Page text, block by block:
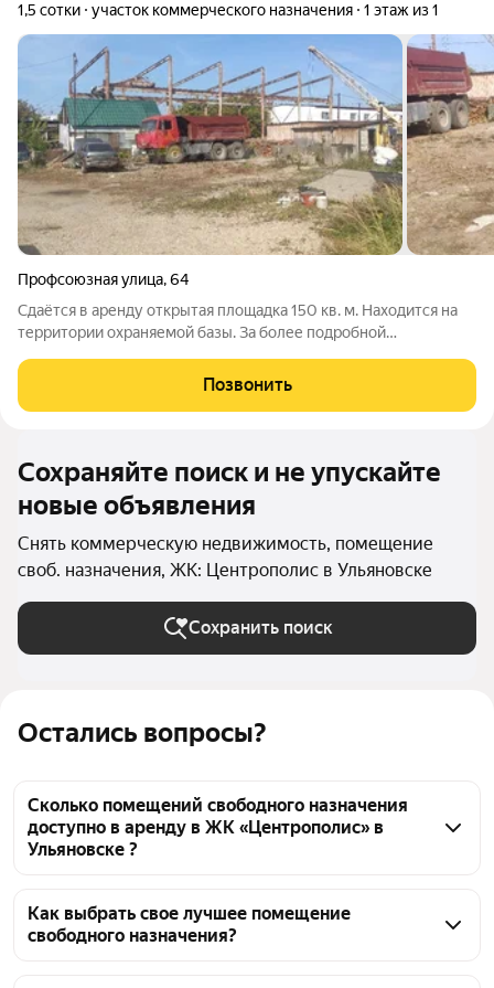
Остались вопросы?
Сколько помещений свободного назначения
доступно в аренду в ЖК «Центрополис» в
Ульяновске ?
Ульяновске доступно в аренду 0 помещений
свободного назначения, из них 4 объявления от
Как выбрать свое лучшее помещение
свободного назначения?
1,5 сотки участок коммерческого назначения 1 этаж из 1
Профсоюзная улица,64
Сдаётся в аренду открытая площадка 150 кв. м. Находится на
территории охраняемой базы. За более подробной
объявлении, или напишите сообщение в любое удобное для
вас время.
Позвонить
Сохраняйте поиск и не упускайте
новые объявления
Снять коммерческую недвижимость, помещение
своб. назначения, ЖК: Центрополис в Ульяновске
Сохранить поиск